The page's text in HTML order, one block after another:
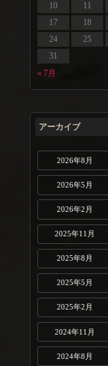
« 7月
10
11
17
18
24
25
31
アーカイブ
2026年8月
2026年5月
2026年2月
2025年11月
2025年8月
2025年5月
2025年2月
2024年11月
2024年8月